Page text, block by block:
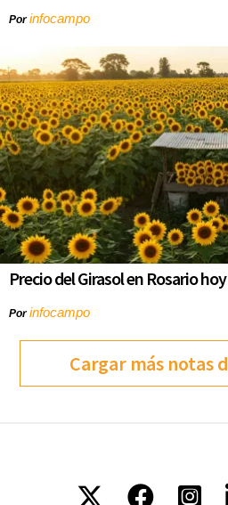
Porinfocampo
Precio del Girasol en Rosario
Porinfocampo
Cargar más notas